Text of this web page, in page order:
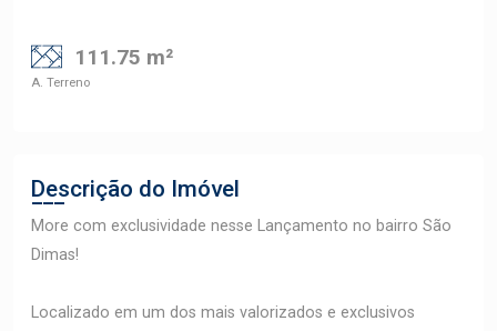
111.75 m²
A. Terreno
Descrição do Imóvel
More com exclusividade nesse Lançamento no bairro São
Dimas!
Localizado em um dos mais valorizados e exclusivos